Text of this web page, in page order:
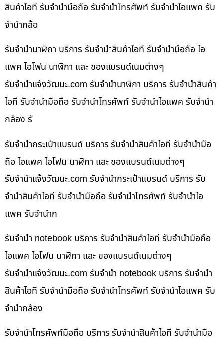
สินค้าไอที รับจำนำมือถือ รับจำนำโทรศัพท์ รับจำนำไอแพค รับ
จำนำกล้อ
รับจำนำนาฬิกา บริการ รับจำนำสินค้าไอที รับจำนำมือถือ ไอ
แพค ไอโฟน นาฬิกา และ ของแบรนด์เนมต่างๆ
รับจํานําแจ้งวัฒนะ.com รับจำนำนาฬิกา บริการ รับจำนำสินค้า
ไอที รับจำนำมือถือ รับจำนำโทรศัพท์ รับจำนำไอแพค รับจำนำ
กล้อง รั
รับจำนำกระเป๋าแบรนด์ บริการ รับจำนำสินค้าไอที รับจำนำมือ
ถือ ไอแพค ไอโฟน นาฬิกา และ ของแบรนด์เนมต่างๆ
รับจํานําแจ้งวัฒนะ.com รับจำนำกระเป๋าแบรนด์ บริการ รับ
จำนำสินค้าไอที รับจำนำมือถือ รับจำนำโทรศัพท์ รับจำนำไอ
แพค รับจำนำก
รับจำนำ notebook บริการ รับจำนำสินค้าไอที รับจำนำมือถือ
ไอแพค ไอโฟน นาฬิกา และ ของแบรนด์เนมต่างๆ
รับจํานําแจ้งวัฒนะ.com รับจำนำ notebook บริการ รับจำนำ
สินค้าไอที รับจำนำมือถือ รับจำนำโทรศัพท์ รับจำนำไอแพค รับ
จำนำกล้อง
รับจำนำโทรศัพท์มือถือ บริการ รับจำนำสินค้าไอที รับจำนำมือ